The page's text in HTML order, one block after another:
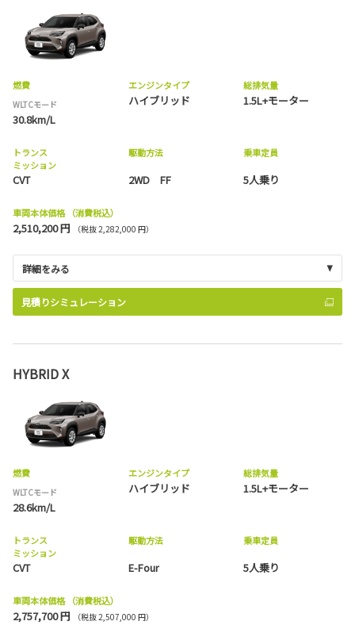
燃費
WLTCモード
30.8km/L
エンジンタイプ
ハイブリッド
総排気量
1.5L+モーター
トランス
ミッション
CVT
駆動方法
2WD FF
乗車定員
5人乗り
車両本体価格 （消費税込）
2,510,200 円 （税抜 2,282,000 円）
詳細をみる
見積りシミュレーション
HYBRID X
燃費
WLTCモード
28.6km/L
エンジンタイプ
ハイブリッド
総排気量
1.5L+モーター
トランス
ミッション
CVT
駆動方法
E-Four
乗車定員
5人乗り
車両本体価格 （消費税込）
2,757,700 円 （税抜 2,507,000 円）